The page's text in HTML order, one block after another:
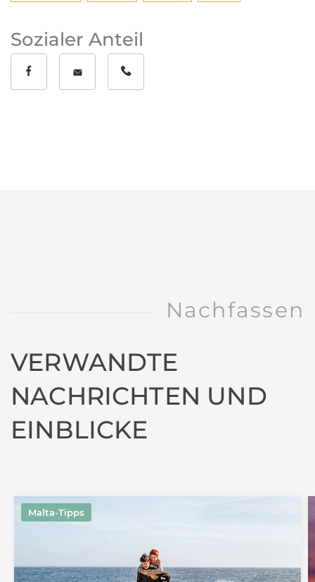
Sozialer Anteil
Nachfassen
VERWANDTE
NACHRICHTEN UND
EINBLICKE
Malta-Tipps